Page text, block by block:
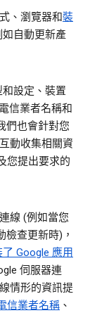
、瀏覽器和裝
自動更新產
和設定、裝置
信業者名稱和
們也會針對您
動收集相關資
您提出要求的
線 (例如當您
檢查更新時)，
了 Google 應用
伺服器連
情形的資訊提
信業者名稱 、